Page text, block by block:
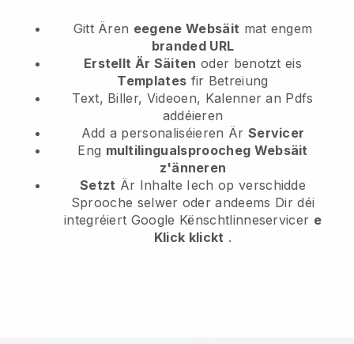
Gitt Ären eegene Websäit mat engem
branded URL
Erstellt Är Säiten oder benotzt eis
Templates fir Betreiung
Text, Biller, Videoen, Kalenner an Pdfs
addéieren
Add a personaliséieren Är Servicer
Eng multilingualsproocheg Websäit
z'änneren
Setzt Är Inhalte Iech op verschidde
Sprooche selwer oder andeems Dir déi
integréiert Google Kënschtlinneservicer e
Klick klickt .